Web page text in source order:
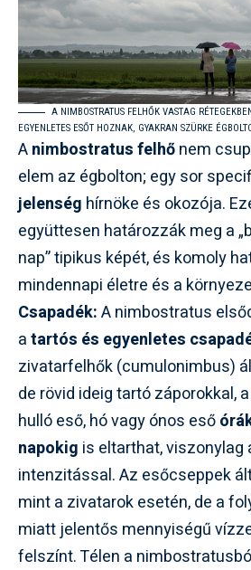
A NIMBOSTRATUS FELHŐK VASTAG
EGYENLETES ESŐT HOZNAK, GYAKRAN SZÜRKE
Animbostratus felhőnem
elem az égbolton; egy sor
jelenség hírnöke és okozója.
együttesen határozzák meg a
nap” tipikus képét, és komoly
mindennapi életre és a
Csapadék:A nimbostratus
atartós és egyenletes
zivatarfelhők (cumulonimbus)
de rövid ideig tartó záporokkal,
hulló eső, hó vagy ónos eső
napokig is eltarthat, viszonylag
intenzitással. Az esőcseppek
mint a zivatarok esetén, de a
miatt jelentős mennyiségű
felszínt. Télen a